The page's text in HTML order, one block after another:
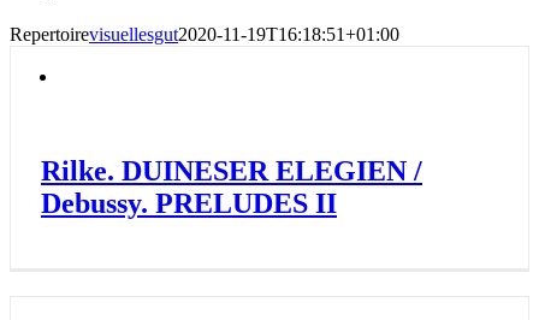
Repertoirevisuellesgut2020-11-19T16:18:51+01:00
Rilke. DUINESER ELEGIEN /
Debussy. PRELUDES II